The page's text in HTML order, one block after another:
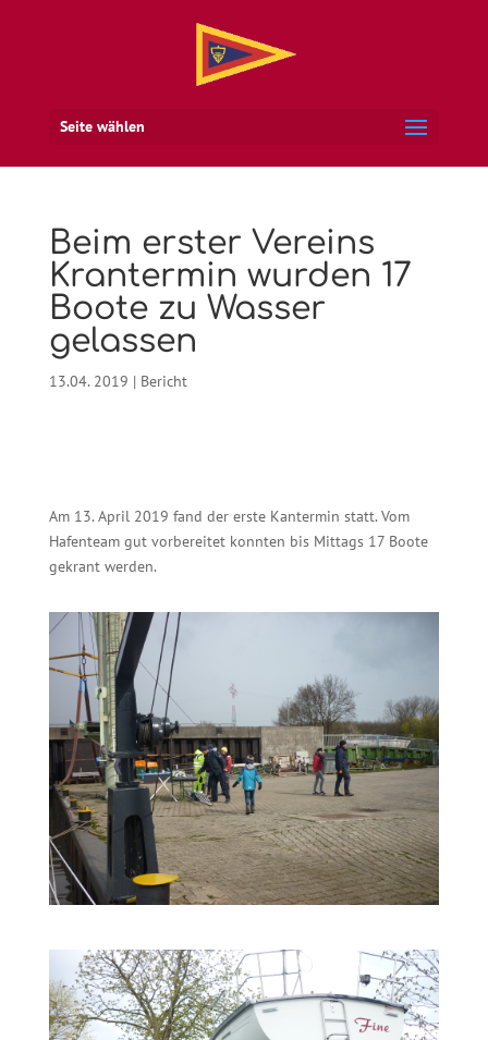
Seite wählen
Beim erster Vereins
Krantermin wurden 17
Boote zu Wasser
gelassen
13.04. 2019 | Bericht
Am 13. April 2019 fand der erste Kantermin statt. Vom
Hafenteam gut vorbereitet konnten bis Mittags 17 Boote
gekrant werden.